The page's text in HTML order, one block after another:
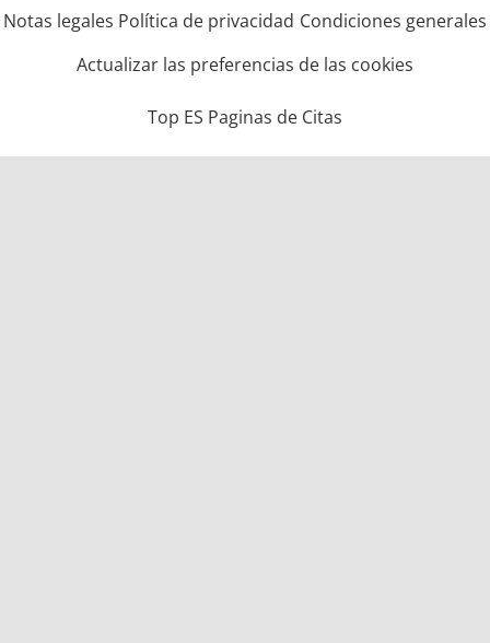
Notas legales Política de privacidad Condiciones generales
Actualizar las preferencias de las cookies
Top ES Paginas de Citas